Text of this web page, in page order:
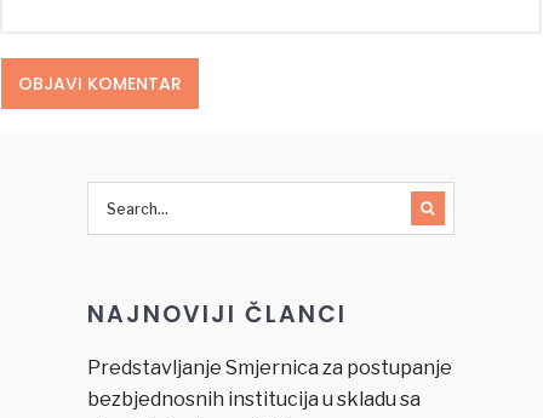
NAJNOVIJI ČLANCI
Predstavljanje Smjernica za postupanje
bezbjednosnih institucija u skladu sa